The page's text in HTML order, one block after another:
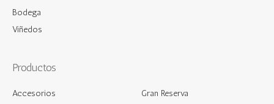
Bodega
Viñedos
Productos
Accesorios Gran Reserva